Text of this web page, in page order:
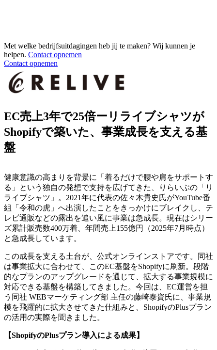
Met welke bedrijfsuitdagingen heb jij te maken? Wij kunnen je
helpen. Contact opnemen
Contact opnemen
EC売上3年で25倍ーリライブシャツが
Shopifyで築いた、事業成長を支える基
盤
健康意識の高まりを背景に「着るだけで腰や肩をサポートす
る」という独自の発想で支持を広げてきた、りらいぶの「リ
ライブシャツ」。2021年に代表の佐々木貴史氏がYouTube番
組「令和の虎」へ出演したことをきっかけにブレイクし、テ
レビ通販などの露出を追い風に事業は急成長。現在はシリー
ズ累計販売数400万着、年間売上155億円（2025年7月時点）
と急成長しています。
この成長を支える土台が、公式オンラインストアです。同社
は事業拡大に合わせて、このEC基盤をShopifyに刷新。段階
的なプランのアップグレードを通じて、拡大する事業規模に
対応できる基盤を構築してきました。今回は、EC運営を担
う同社 WEBマーケティング部 主任の藤崎泰資氏に、事業規
模を飛躍的に拡大させてきた仕組みと、ShopifyのPlusプラン
の活用の実際を聞きました。
【ShopifyのPlusプラン導入による成果】